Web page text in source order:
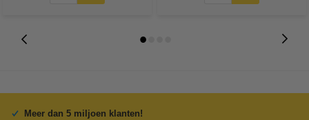
Meer dan 5 miljoen klanten!